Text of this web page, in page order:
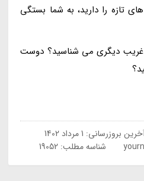
تازه را دارید، به شما بستگی
دیگری می شناسید؟ دوست
بروزرسانی: 1 مرداد 1402
شناسه مطلب: 19052